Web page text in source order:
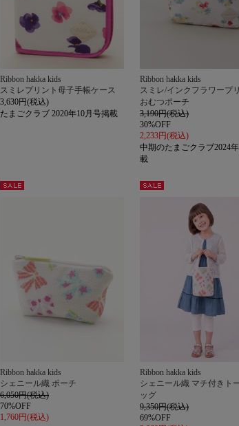
Ribbon hakka kids
スミレプリント母子手帳ケース
3,630円(税込)
たまごクラブ 2020年10月号掲載
Ribbon hakka kids
スミレ/インクフラワープ
おむつポーチ
3,190円(税込)
30%OFF
2,233円(税込)
中期のたまごクラブ2024
載
Ribbon hakka kids
シェニール織 ポーチ
6,050円(税込)
70%OFF
1,760円(税込)
Ribbon hakka kids
シェニール織 マチ付きト
ッグ
9,350円(税込)
69%OFF